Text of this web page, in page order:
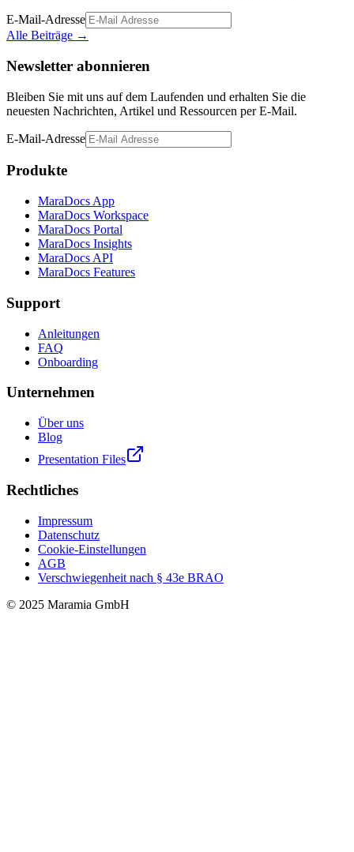
E-Mail-Adresse
Alle Beiträge →
Newsletter abonnieren
Bleiben Sie mit uns auf dem Laufenden und erhalten Sie die
neuesten Nachrichten, Artikel und Ressourcen per E-Mail.
E-Mail-Adresse
Produkte
MaraDocs App
MaraDocs Workspace
MaraDocs Portal
MaraDocs Insights
MaraDocs API
MaraDocs Features
Support
Anleitungen
FAQ
Onboarding
Unternehmen
Über uns
Blog
Presentation Files
Rechtliches
Impressum
Datenschutz
Cookie-Einstellungen
AGB
Verschwiegenheit nach § 43e BRAO
© 2025 Maramia GmbH